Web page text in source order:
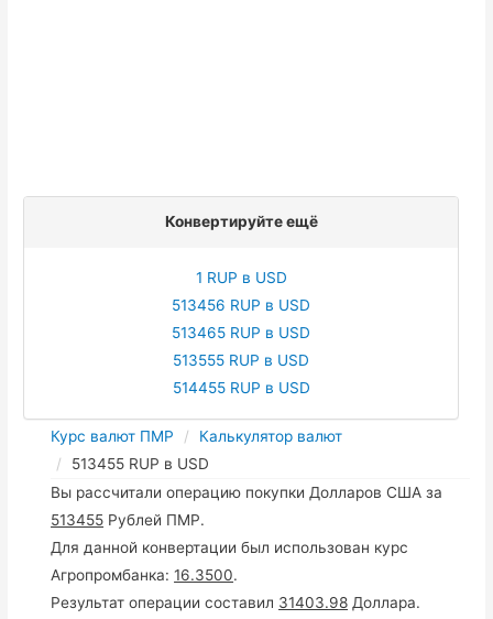
Конвертируйте ещё
1 RUP в USD
513456 RUP в USD
513465 RUP в USD
513555 RUP в USD
514455 RUP в USD
Курс валют ПМР
Калькулятор валют
513455 RUP в USD
Вы рассчитали операцию покупки Долларов США за
513455 Рублей ПМР.
Для данной конвертации был использован курс
Агропромбанка:16.3500.
Результат операции составил 31403.98 Доллара.